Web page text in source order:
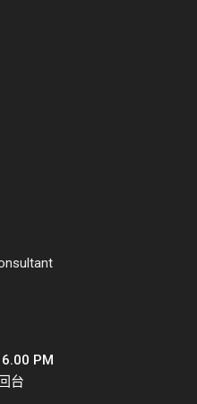
PM
台